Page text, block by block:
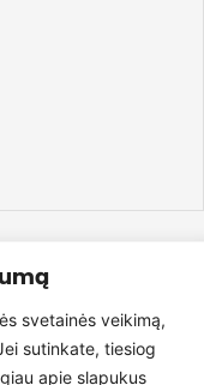
svetainės veikimą,
sutinkate, tiesiog
apie slapukus